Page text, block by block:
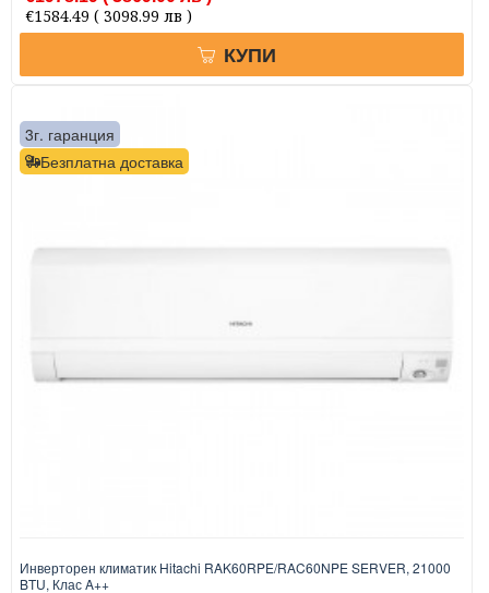
€1584.49 ( 3098.99 лв )
КУПИ
Безплатна доставка
3г. гаранция
Инверторен климатик Hitachi RAK60RPE/RAC60NPE SERVER, 21000
BTU, Клас A++